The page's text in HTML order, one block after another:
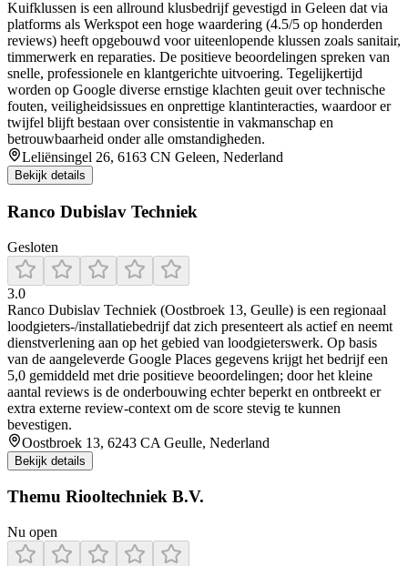
Kuifklussen is een allround klusbedrijf gevestigd in Geleen dat via
platforms als Werkspot een hoge waardering (4.5/5 op honderden
reviews) heeft opgebouwd voor uiteenlopende klussen zoals sanitair,
timmerwerk en reparaties. De positieve beoordelingen spreken van
snelle, professionele en klantgerichte uitvoering. Tegelijkertijd
worden op Google diverse ernstige klachten geuit over technische
fouten, veiligheidsissues en onprettige klantinteracties, waardoor er
twijfel blijft bestaan over consistentie in vakmanschap en
betrouwbaarheid onder alle omstandigheden.
Leliënsingel 26, 6163 CN Geleen, Nederland
Bekijk details
Ranco Dubislav Techniek
Gesloten
3.0
Ranco Dubislav Techniek (Oostbroek 13, Geulle) is een regionaal
loodgieters-/installatiebedrijf dat zich presenteert als actief en neemt
dienstverlening aan op het gebied van loodgieterswerk. Op basis
van de aangeleverde Google Places gegevens krijgt het bedrijf een
5,0 gemiddeld met drie positieve beoordelingen; door het kleine
aantal reviews is de onderbouwing echter beperkt en ontbreekt er
extra externe review-context om de score stevig te kunnen
bevestigen.
Oostbroek 13, 6243 CA Geulle, Nederland
Bekijk details
Themu Riooltechniek B.V.
Nu open